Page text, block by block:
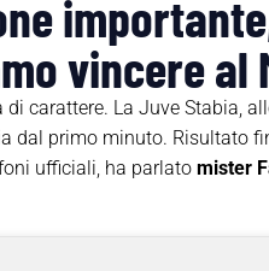
vincere al
carattere. La Juve Stabia,
dal primo minuto. Risultato
ufficiali, ha parlato mister